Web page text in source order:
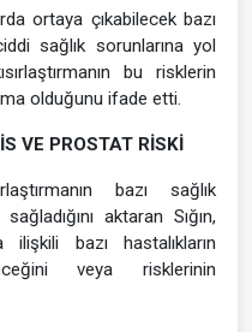
ortaya çıkabilecek bazı
sağlık sorunlarına yol
bu risklerin
olduğunu ifade etti.
VE PROSTAT RİSKİ
bazı sağlık
aktaran Sığın,
bazı hastalıkların
veya risklerinin